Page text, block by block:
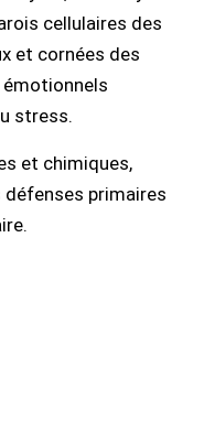
cellulaires des
et cornées des
stress.
et chimiques,
primaires